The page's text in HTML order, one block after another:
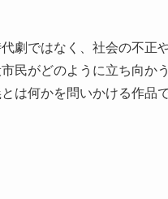
劇ではなく、社会の不正
民がどのように立ち向か
は何かを問いかける作品で